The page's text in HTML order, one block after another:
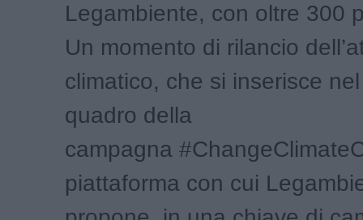
Legambiente, con oltre 300
Un momento di rilancio
climatico, che si inserisce
quadro della
campagna
piattaforma con cui